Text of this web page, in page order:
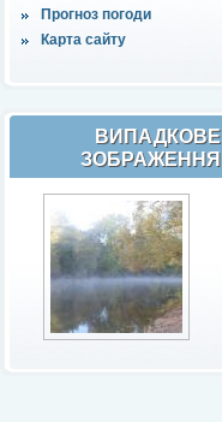
Прогноз погоди
Карта сайту
ВИПАДКОВЕ
ЗОБРАЖЕННЯ